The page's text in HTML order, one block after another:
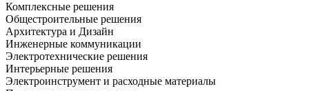
Комплексные решения
Общестроительные решения
Архитектура и Дизайн
Инженерные коммуникации
Электротехнические решения
Интерьерные решения
Электроинструмент и расходные материалы